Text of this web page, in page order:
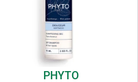
PHYTO